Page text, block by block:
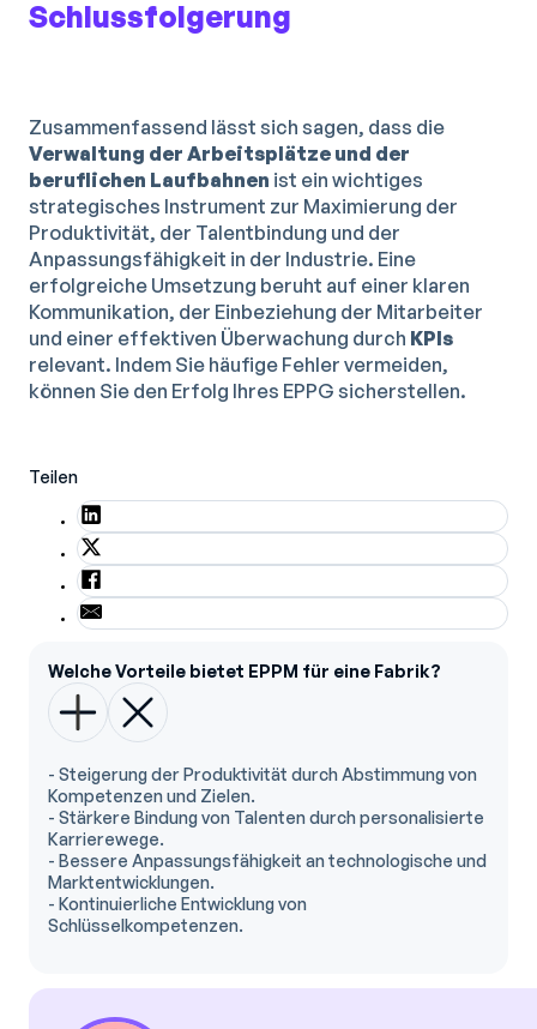
Schlussfolgerung
Zusammenfassend lässt sich sagen, dass die
Verwaltung der Arbeitsplätze und der
beruflichen Laufbahnen ist ein wichtiges
strategisches Instrument zur Maximierung der
Produktivität, der Talentbindung und der
Anpassungsfähigkeit in der Industrie. Eine
erfolgreiche Umsetzung beruht auf einer klaren
Kommunikation, der Einbeziehung der Mitarbeiter
und einer effektiven Überwachung durch KPIs
relevant. Indem Sie häufige Fehler vermeiden,
können Sie den Erfolg Ihres EPPG sicherstellen.
Teilen
Welche Vorteile bietet EPPM für eine Fabrik?
- Steigerung der Produktivität durch Abstimmung von
Kompetenzen und Zielen.
- Stärkere Bindung von Talenten durch personalisierte
Karrierewege.
- Bessere Anpassungsfähigkeit an technologische und
Marktentwicklungen.
- Kontinuierliche Entwicklung von
Schlüsselkompetenzen.